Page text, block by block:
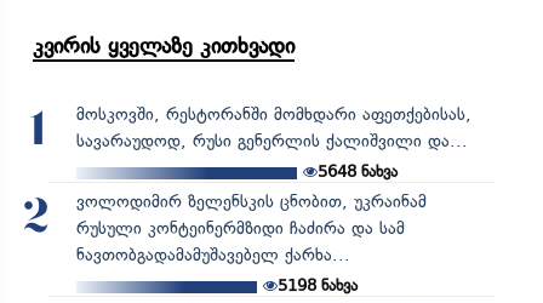
კვირის ყველაზე კითხვადი
1
მოსკოვში, რესტორანში მომხდარი აფეთქებისას,
სავარაუდოდ, რუსი გენერლის ქალიშვილი და...
5648 ნახვა
2
ვოლოდიმირ ზელენსკის ცნობით, უკრაინამ
რუსული კონტეინერმზიდი ჩაძირა და სამ
ნავთობგადამამუშავებელ ქარხა...
5198ნახვა